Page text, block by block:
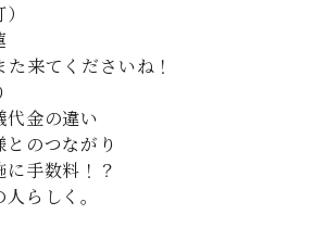
来てくださいね！
代金の違い
のつながり
手数料！？
らしく。